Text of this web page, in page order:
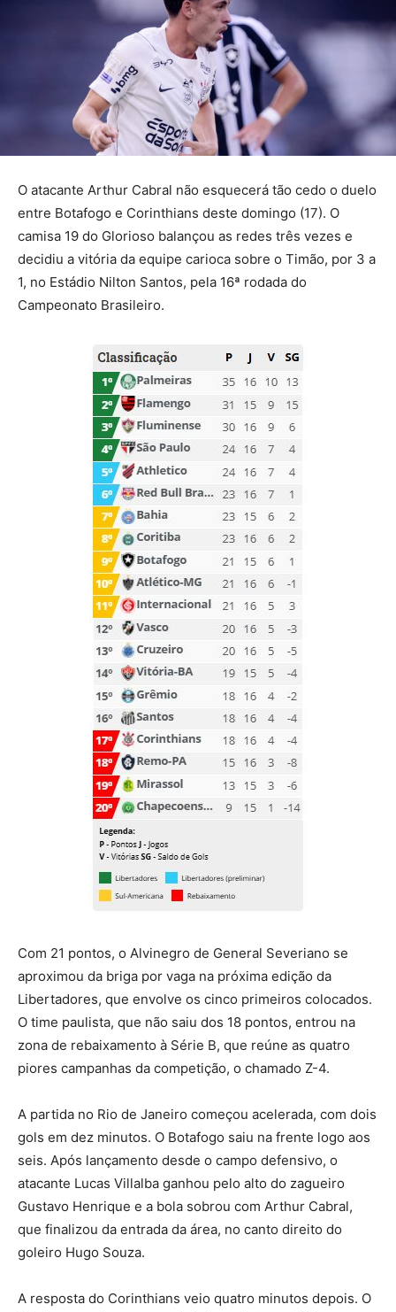
O atacante Arthur Cabral não esquecerá tão cedo o duelo
entre Botafogo e Corinthians deste domingo (17). O
camisa 19 do Glorioso balançou as redes três vezes e
decidiu a vitória da equipe carioca sobre o Timão, por 3 a
1, no Estádio Nilton Santos, pela 16ª rodada do
Campeonato Brasileiro.
Com 21 pontos, o Alvinegro de General Severiano se
aproximou da briga por vaga na próxima edição da
Libertadores, que envolve os cinco primeiros colocados.
O time paulista, que não saiu dos 18 pontos, entrou na
zona de rebaixamento à Série B, que reúne as quatro
piores campanhas da competição, o chamado Z-4.
A partida no Rio de Janeiro começou acelerada, com dois
gols em dez minutos. O Botafogo saiu na frente logo aos
seis. Após lançamento desde o campo defensivo, o
atacante Lucas Villalba ganhou pelo alto do zagueiro
Gustavo Henrique e a bola sobrou com Arthur Cabral,
que finalizou da entrada da área, no canto direito do
goleiro Hugo Souza.
A resposta do Corinthians veio quatro minutos depois. O